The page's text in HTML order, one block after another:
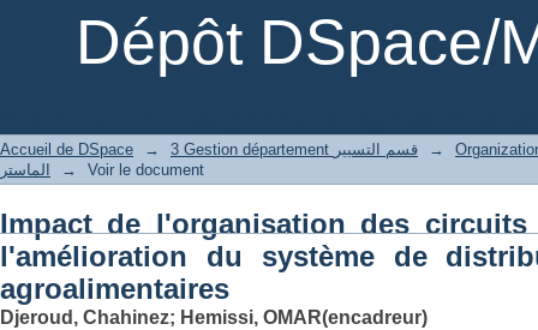
Dépôt DSpace/
Accueil de DSpace → 3 Gestion département قسم التسيير
→
الماستر
→ Voir le document
Impact de l'organisation des
l'amélioration du système de
agroalimentaires
Djeroud, Chahinez; Hemissi, OMAR(encadreur)